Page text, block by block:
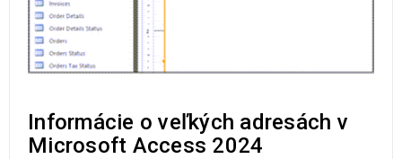
Informácie o veľkých adresách v
Microsoft Access 2024